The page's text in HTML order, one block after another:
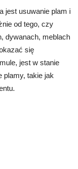
jest usuwanie plam i
od tego, czy
dywanach, meblach
się
jest w stanie
plamy, takie jak